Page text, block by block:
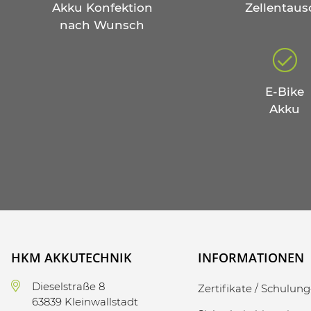
Akku Konfektion
nach Wunsch
E-Bike
Akku
HKM AKKUTECHNIK
Dieselstraße 8
63839 Kleinwallstadt
INFORMATIONEN
Zertifikate /